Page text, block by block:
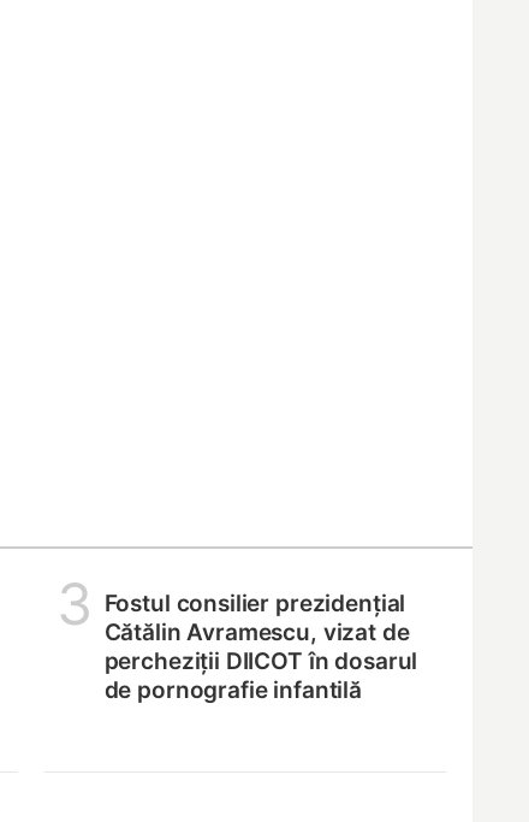
3
Fostul consilier prezidențial
Cătălin Avramescu, vizat de
percheziții DIICOT în dosarul
de pornografie infantilă